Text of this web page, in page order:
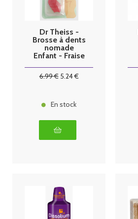
Dr Theiss -
Brosse à dents
nomade
Enfant - Fraise
6.99€ 5.24€
En stock